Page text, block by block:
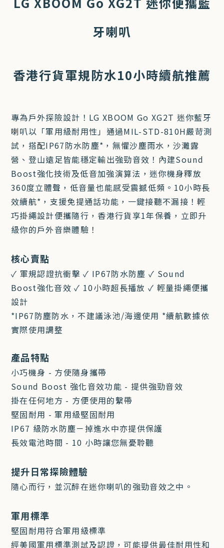
牙喇叭
香港行貨軍規防水10小時續航推薦
專為戶外探險設計！LG XBOOM Go XG2T 迷你藍牙
喇叭以「軍用級耐用性」通過MIL-STD-810H嚴苛測
試，搭配IP67防水防塵*，無懼沙塵雨水，沙灘露
營、登山遠足皆能穩定輸出強勁音效！內建Sound
Boost強化技術及低音加強演算法，迷你機身釋放
360度立體聲，低音量也能感受震撼低頻。10小時長
效續航*，支援免提通話功能，一鍵接聽不漏接！輕
巧掛繩設計便攜隨行，香港行貨享1年保養，立即升
級你的戶外音樂體驗！
核心賣點
✓ 軍規認證抗衝擊 ✓ IP67防水防塵 ✓ Sound
Boost強化音效 ✓ 10小時超長播放 ✓ 輕量掛繩便攜
設計
*IP67防塵防水，不建議泳池/海邊使用 *續航數據依
實際使用調整
產品特點
小巧機身 - 方使隨身攜帶
Sound Boost 強化音效功能 - 提供強勁音效
掛在任何地方 - 方便使用的繫帶
堅固耐用 - 軍用級堅固耐用
IP67 級防水防塵－掉進水中亦提供保護
長效電池時間 - 10 小時讓您無憂聆聽
提升日常探險體驗
隨心而行，並沉醉在迷你喇叭的強勁音效之中。
軍用標準
堅固耐用符合軍用級標準
經美國軍用標準測試及認證，可能提供最佳耐用性和